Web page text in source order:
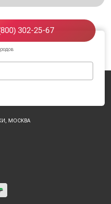
302-25-67
МОСКВА